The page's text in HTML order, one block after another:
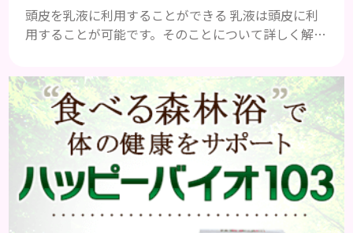
頭皮を乳液に利用することができる 乳液は頭皮に利
用することが可能です。そのことについて詳しく解説
まれた化粧品 乳液とは水分と油分がバランスよく配
合されている化粧品のことです。 化粧水はその成分
のほとんどが水分ですが、乳液には油分が含まれて
いる点が違いといえます。 また、乳液との違いが曖
昧なものとしてローションがあり、ローションにも油
分が豊富に含まれて...